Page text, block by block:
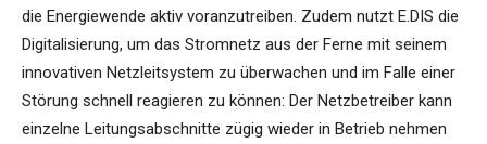
die Energiewende aktiv voranzutreiben. Zudem nutzt E.DIS die
Digitalisierung, um das Stromnetz aus der Ferne mit seinem
innovativen Netzleitsystem zu überwachen und im Falle einer
Störung schnell reagieren zu können: Der Netzbetreiber kann
einzelne Leitungsabschnitte zügig wieder in Betrieb nehmen